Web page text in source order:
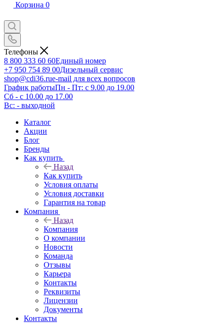
Корзина 0
Телефоны
8 800 333 60 60Единый номер
+7 950 754 89 00Дизельный сервис
shop@cdi36.rue-mail для всех вопросов
График работыПн - Пт: с 9.00 до 19.00
Сб - с 10.00 до 17.00
Вс: - выходной
Каталог
Акции
Блог
Бренды
Как купить
Назад
Как купить
Условия оплаты
Условия доставки
Гарантия на товар
Компания
Назад
Компания
О компании
Новости
Команда
Отзывы
Карьера
Контакты
Реквизиты
Лицензии
Документы
Контакты